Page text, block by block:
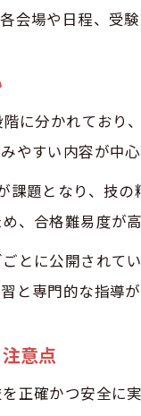
ンポリンバッジテ
ポリンバッジテ
歴書も意識したバ
応じたトランポ
書記載で活きるバ
ポリンバッジテ
限や受験規定の
ポリンバッジテ
ポリンバッジテ
ジテスト受験準備
会場や日程、受
に分かれてお
やすい内容が中心
題となり、技
、合格難易度が高
とに公開され
と専門的な指導が
意点
正確かつ安全